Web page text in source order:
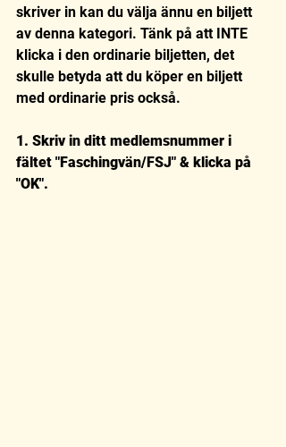
skriver in kan du välja ännu en biljett
av denna kategori. Tänk på att INTE
klicka i den ordinarie biljetten, det
skulle betyda att du köper en biljett
med ordinarie pris också.
1. Skriv in ditt medlemsnummer i
fältet "Faschingvän/FSJ" & klicka på
"OK".